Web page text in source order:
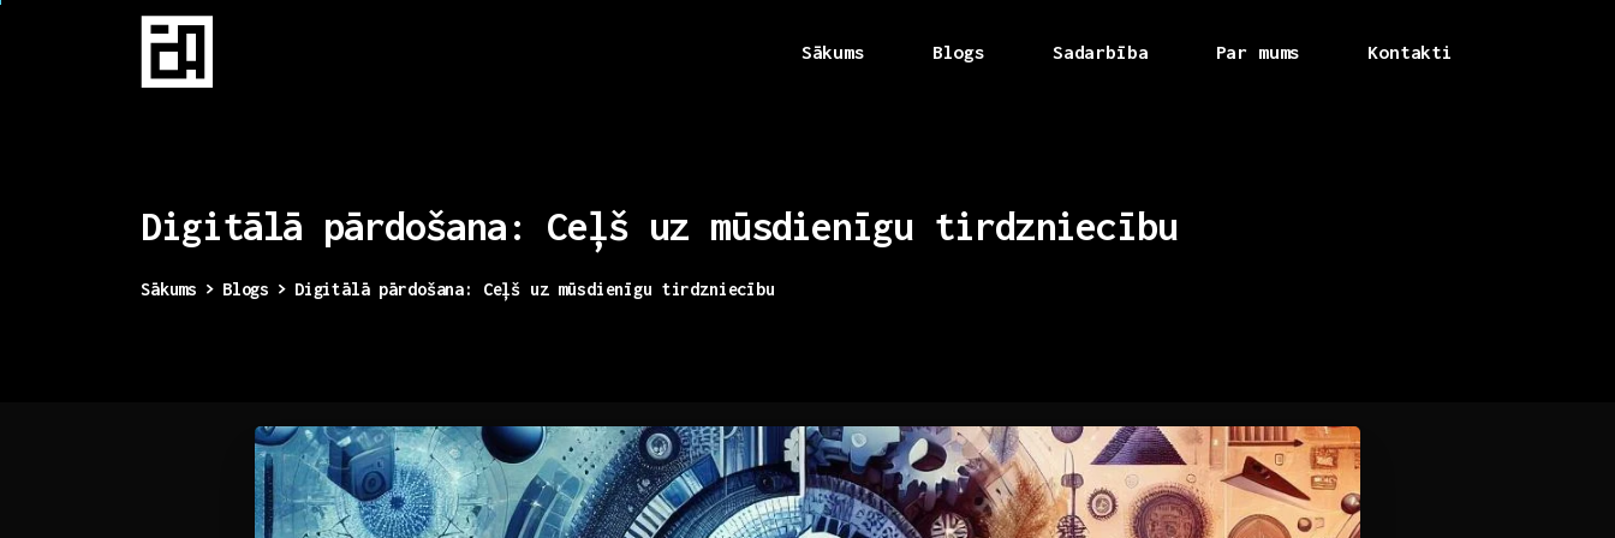
Sākums Blogs Sadarbība Par mums Kontakti
Digitālā pārdošana: Ceļš uz mūsdienīgu tirdzniecību
Sākums Blogs Digitālā pārdošana: Ceļš uz mūsdienīgu tirdzniecību